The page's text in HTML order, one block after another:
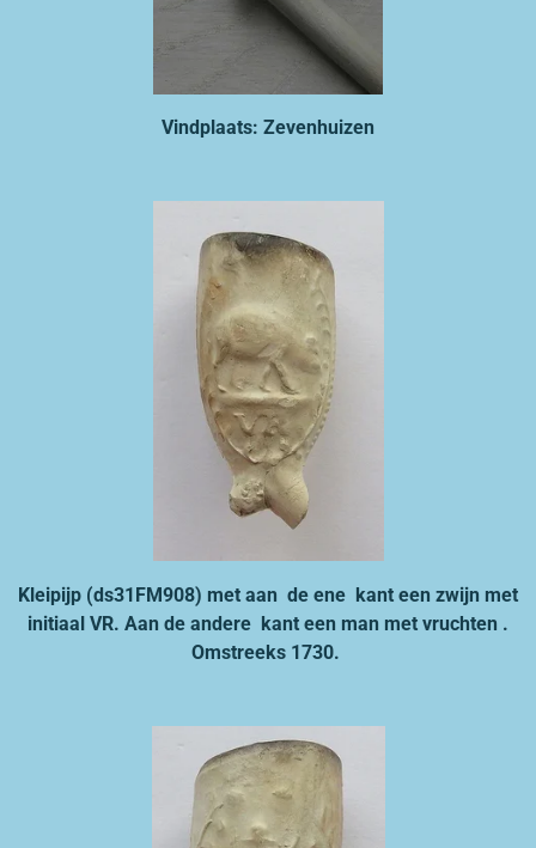
Vindplaats: Zevenhuizen
Kleipijp (ds31FM908) met aan de ene kant een zwijn met
initiaal VR. Aan de andere kant een man met vruchten .
Omstreeks 1730.